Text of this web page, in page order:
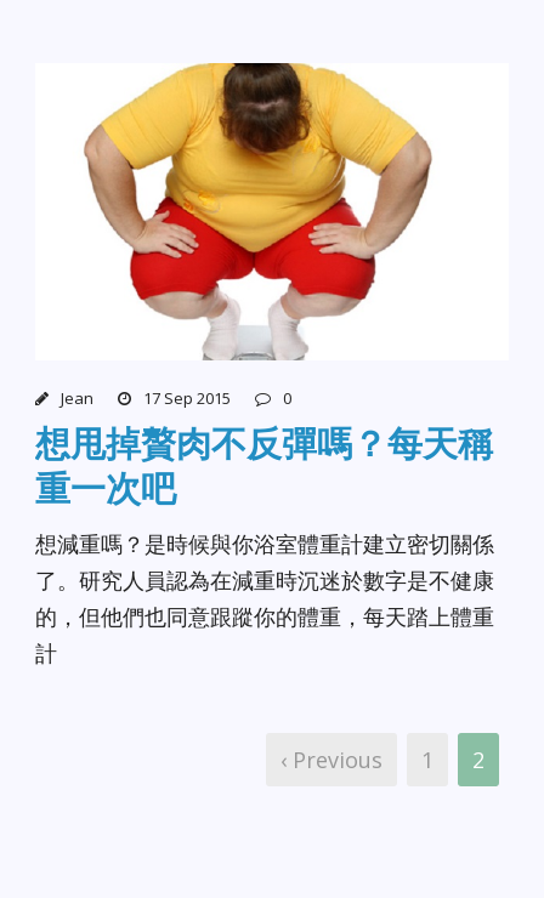
Jean 17 Sep 2015 0
想甩掉贅肉不反彈嗎？每天稱
重一次吧
想減重嗎？是時候與你浴室體重計建立密切關係
了。研究人員認為在減重時沉迷於數字是不健康
的，但他們也同意跟蹤你的體重，每天踏上體重
計
‹ Previous 1 2